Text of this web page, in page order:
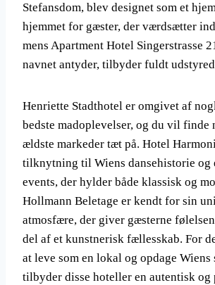
Stefansdom, blev designet som et
hjemmet for gæster, der værdsætter
mens Apartment Hotel Singerstrasse
navnet antyder, tilbyder fuldt
Henriette Stadthotel er omgivet af
bedste madoplevelser, og du vil finde
ældste markeder tæt på. Hotel
tilknytning til Wiens dansehistorie
events, der hylder både klassisk og
Hollmann Beletage er kendt for sin
atmosfære, der giver gæsterne
del af et kunstnerisk fællesskab. For
at leve som en lokal og opdage
tilbyder disse hoteller en autentisk og